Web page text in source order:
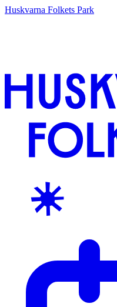
Huskvarna Folkets Park